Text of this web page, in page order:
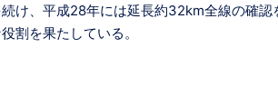
け、平成28年には延長約32km全線の確認
割を果たしている。